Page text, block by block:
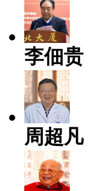
李佃贵
周超凡